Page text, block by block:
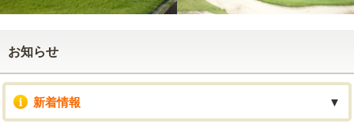
お知らせ
新着情報 ▼